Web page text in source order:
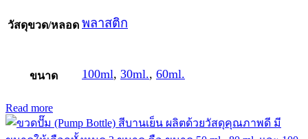
วัสดุขวด/หลอด พลาสติก
ขนาด 100ml, 30ml., 60ml.
Read more